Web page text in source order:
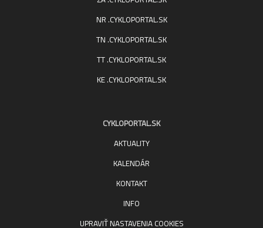
NR .CYKLOPORTAL.SK
TN .CYKLOPORTAL.SK
TT .CYKLOPORTAL.SK
KE .CYKLOPORTAL.SK
CYKLOPORTAL.SK
AKTUALITY
KALENDÁR
KONTAKT
INFO
UPRAVIŤ NASTAVENIA COOKIES